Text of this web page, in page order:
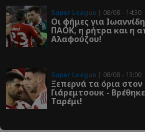
Super League | 08/08 - 14:30
Οι φήμες για
ΠΑΟΚ, η ρήτρα και η
Αλαφούζου!
Super League | 08/08 - 13:00
Ξεπερνά τα όρια
Γιάρεμτσουκ -
Ταρέμι!